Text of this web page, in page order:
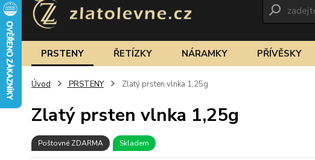
PRSTENY ŘETÍZKY NÁRAMKY PŘÍVĚSKY
Úvod PRSTENY Zlatý prsten vlnka 1,25g
Zlatý prsten vlnka 1,25g
Poštovné ZDARMA Skladem